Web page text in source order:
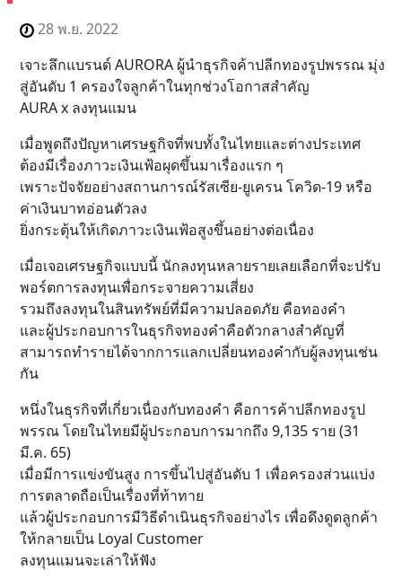
28 พ.ย. 2022
เจาะลึกแบรนด์ AURORA ผู้นำธุรกิจค้าปลีกทองรูปพรรณ มุ่ง
สู่อันดับ 1 ครองใจลูกค้าในทุกช่วงโอกาสสำคัญ
AURA x ลงทุนแมน
เมื่อพูดถึงปัญหาเศรษฐกิจที่พบทั้งในไทยและต่างประเทศ
ต้องมีเรื่องภาวะเงินเฟ้อผุดขึ้นมาเรื่องแรก ๆ
เพราะปัจจัยอย่างสถานการณ์รัสเซีย-ยูเครน โควิด-19 หรือ
ค่าเงินบาทอ่อนตัวลง
ยิ่งกระตุ้นให้เกิดภาวะเงินเฟ้อสูงขึ้นอย่างต่อเนื่อง
เมื่อเจอเศรษฐกิจแบบนี้ นักลงทุนหลายรายเลยเลือกที่จะปรับ
พอร์ตการลงทุนเพื่อกระจายความเสี่ยง
รวมถึงลงทุนในสินทรัพย์ที่มีความปลอดภัย คือทองคำ
และผู้ประกอบการในธุรกิจทองคำคือตัวกลางสำคัญที่
สามารถทำรายได้จากการแลกเปลี่ยนทองคำกับผู้ลงทุนเช่น
กัน
หนึ่งในธุรกิจที่เกี่ยวเนื่องกับทองคำ คือการค้าปลีกทองรูป
พรรณ โดยในไทยมีผู้ประกอบการมากถึง 9,135 ราย (31
มี.ค. 65)
เมื่อมีการแข่งขันสูง การขึ้นไปสู่อันดับ 1 เพื่อครองส่วนแบ่ง
การตลาดถือเป็นเรื่องที่ท้าทาย
แล้วผู้ประกอบการมีวิธีดำเนินธุรกิจอย่างไร เพื่อดึงดูดลูกค้า
ให้กลายเป็น Loyal Customer
ลงทุนแมนจะเล่าให้ฟัง